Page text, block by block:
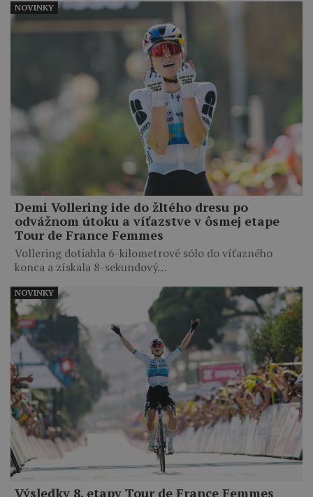
Demi Vollering ide do žltého dresu po
odvážnom útoku a víťazstve v ôsmej etape
Tour de France Femmes
Vollering dotiahla 6-kilometrové sólo do víťazného
konca a získala 8-sekundový…
NOVINKY
Výsledky 8. etapy Tour de France Femmes
NOVINKY